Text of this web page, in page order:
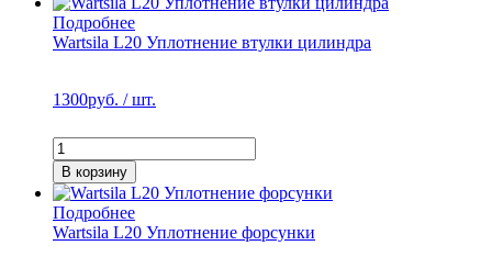
Подробнее
Wartsila L20 Уплотнение втулки цилиндра
1300руб. / шт.
В корзину
Подробнее
Wartsila L20 Уплотнение форсунки